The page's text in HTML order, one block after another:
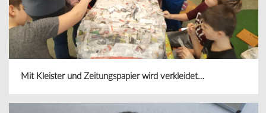
Mit Kleister und Zeitungspapier wird verkleidet…